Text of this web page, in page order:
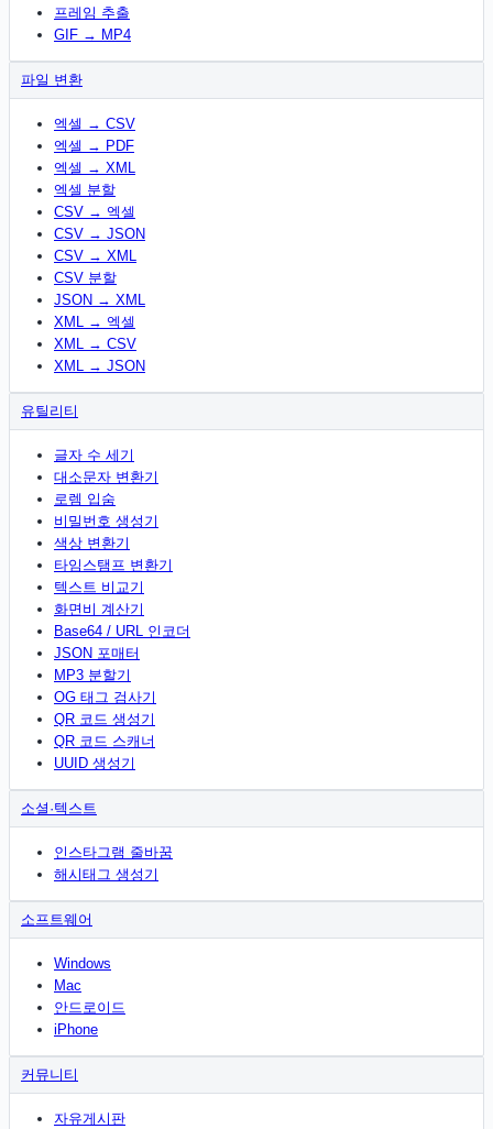
프레임 추출
GIF → MP4
파일 변환
엑셀 → CSV
엑셀 → PDF
엑셀 → XML
엑셀 분할
CSV → 엑셀
CSV → JSON
CSV → XML
CSV 분할
JSON → XML
XML → 엑셀
XML → CSV
XML → JSON
유틸리티
글자 수 세기
대소문자 변환기
로렘 입숨
비밀번호 생성기
색상 변환기
타임스탬프 변환기
텍스트 비교기
화면비 계산기
Base64 / URL 인코더
JSON 포매터
MP3 분할기
OG 태그 검사기
QR 코드 생성기
QR 코드 스캐너
UUID 생성기
소셜·텍스트
인스타그램 줄바꿈
해시태그 생성기
소프트웨어
Windows
Mac
안드로이드
iPhone
커뮤니티
자유게시판